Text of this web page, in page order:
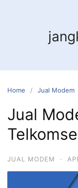
Home Jual Modem
Jual
JUAL MODEM ·